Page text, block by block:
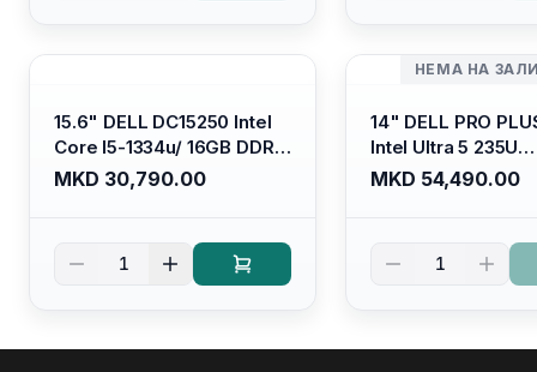
15.6" DELL DC15250 Intel
Core I5-1334u/ 16GB DDR4
(1x16gb 2666mhz)/ 512GB
SSD M.2 Nvme/ Intel UHD
glare FULLHD LED Display/
Backlit Kb
MKD 30,790.00
1
НЕМА НА
14" DELL PRO
Intel Ultra 5 235U
Vpro/16gb RAM
5600mhz/ 512 GB
(16:10) Ips/bt/
Kb/thunderbolt
MKD 54,490.00
1